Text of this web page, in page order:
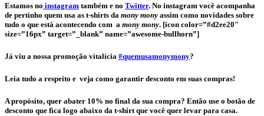
Estamos no instagram também e no Twitter. No instagram você acompanha
de pertinho quem usa as t-shirts da mony mony assim como novidades sobre
tudo o que está acontecendo com a mony mony. [icon color=”#d2ee20″
size=”16px” target=”_blank” name=”awesome-bullhorn”]
Já viu a nossa promoção vitalícia #quemusamonymony?
Leia tudo a respeito e veja como garantir desconto em suas compras!
A propósito, quer abater 10% no final da sua compra? Então use o botão de
desconto que fica logo abaixo da t-shirt que você quer levar para casa.